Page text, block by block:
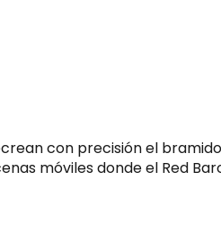
con precisión el
móviles donde el Red